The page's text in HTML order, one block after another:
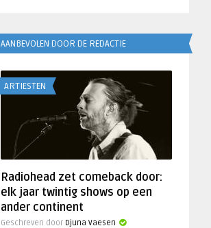
AANBEVOLEN DOOR DE REDACTIE
ARTIESTEN
Radiohead zet comeback door:
elk jaar twintig shows op een
ander continent
Geschreven door Djuna Vaesen